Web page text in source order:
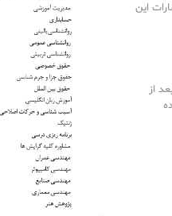
این
از